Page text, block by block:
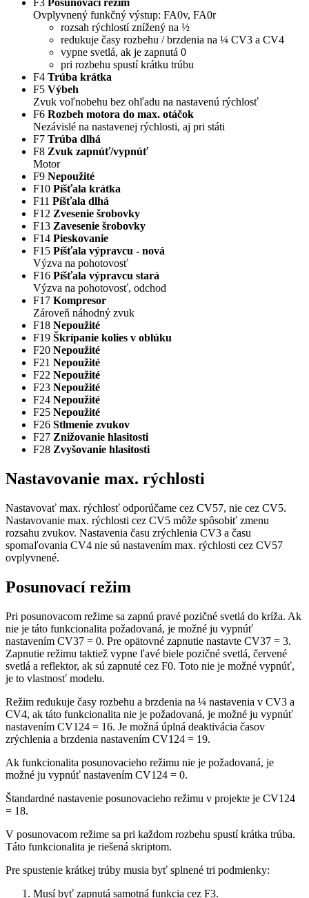
F3 Posunovací režim
Ovplyvnený funkčný výstup: FA0v, FA0r
rozsah rýchlostí znížený na ½
redukuje časy rozbehu / brzdenia na ¼ CV3 a CV4
vypne svetlá, ak je zapnutá 0
pri rozbehu spustí krátku trúbu
F4 Trúba krátka
F5 Výbeh
Zvuk voľnobehu bez ohľadu na nastavenú rýchlosť
F6 Rozbeh motora do max. otáčok
Nezávislé na nastavenej rýchlosti, aj pri státi
F7 Trúba dlhá
F8 Zvuk zapnúť/vypnúť
Motor
F9 Nepoužité
F10 Píšťala krátka
F11 Píšťala dlhá
F12 Zvesenie šrobovky
F13 Zavesenie šrobovky
F14 Pieskovanie
F15 Píšťala výpravcu - nová
Výzva na pohotovosť
F16 Píšťala výpravcu stará
Výzva na pohotovosť, odchod
F17 Kompresor
Zároveň náhodný zvuk
F18 Nepoužité
F19 Škrípanie kolies v oblúku
F20 Nepoužité
F21 Nepoužité
F22 Nepoužité
F23 Nepoužité
F24 Nepoužité
F25 Nepoužité
F26 Stlmenie zvukov
F27 Znižovanie hlasitosti
F28 Zvyšovanie hlasitosti
Nastavovanie max. rýchlosti
Nastavovať max. rýchlosť odporúčame cez CV57, nie cez CV5.
Nastavovanie max. rýchlosti cez CV5 môže spôsobiť zmenu
rozsahu zvukov. Nastavenia času zrýchlenia CV3 a času
spomaľovania CV4 nie sú nastavením max. rýchlosti cez CV57
ovplyvnené.
Posunovací režim
Pri posunovacom režime sa zapnú pravé pozičné svetlá do kríža. Ak
nie je táto funkcionalita požadovaná, je možné ju vypnúť
nastavením CV37 = 0. Pre opätovné zapnutie nastavte CV37 = 3.
Zapnutie režimu taktiež vypne ľavé biele pozičné svetlá, červené
svetlá a reflektor, ak sú zapnuté cez F0. Toto nie je možné vypnúť,
je to vlastnosť modelu.
Režim redukuje časy rozbehu a brzdenia na ¼ nastavenia v CV3 a
CV4, ak táto funkcionalita nie je požadovaná, je možné ju vypnúť
nastavením CV124 = 16. Je možná úplná deaktivácia časov
zrýchlenia a brzdenia nastavením CV124 = 19.
Ak funkcionalita posunovacieho režimu nie je požadovaná, je
možné ju vypnúť nastavením CV124 = 0.
Štandardné nastavenie posunovacieho režimu v projekte je CV124
= 18.
V posunovacom režime sa pri každom rozbehu spustí krátka trúba.
Táto funkcionalita je riešená skriptom.
Pre spustenie krátkej trúby musia byť splnené tri podmienky:
Musí byť zapnutá samotná funkcia cez F3.